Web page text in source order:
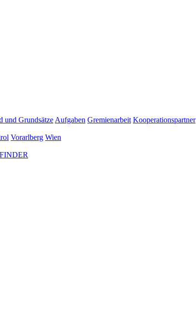
und Grundsätze Aufgaben Gremienarbeit Kooperationspartner
Vorarlberg Wien